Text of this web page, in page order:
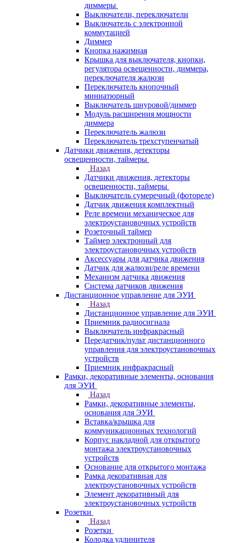
диммеры
Выключатели, переключатели
Выключатель с электронной
коммутацией
Диммер
Кнопка нажимная
Крышка для выключателя, кнопки,
регулятора освещенности, диммера,
переключателя жалюзи
Переключатель кнопочный
миниатюрный
Выключатель шнуровой/диммер
Модуль расширения мощности
диммера
Переключатель жалюзи
Переключатель трехступенчатый
Датчики движения, детекторы
освещенности, таймеры
Назад
Датчики движения, детекторы
освещенности, таймеры
Выключатель сумеречный (фотореле)
Датчик движения комплектный
Реле времени механическое для
электроустановочных устройств
Розеточный таймер
Таймер электронный для
электроустановочных устройств
Аксессуары для датчика движения
Датчик для жалюзи/реле времени
Механизм датчика движения
Система датчиков движения
Дистанционное управление для ЭУИ
Назад
Дистанционное управление для ЭУИ
Приемник радиосигнала
Выключатель инфракрасный
Передатчик/пульт дистанционного
управления для электроустановочных
устройств
Приемник инфракрасный
Рамки, декоративные элементы, основания
для ЭУИ
Назад
Рамки, декоративные элементы,
основания для ЭУИ
Вставка/крышка для
коммуникационных технологий
Корпус накладной для открытого
монтажа электроустановочных
устройств
Основание для открытого монтажа
Рамка декоративная для
электроустановочных устройств
Элемент декоративный для
электроустановочных устройств
Розетки
Назад
Розетки
Колодка удлинителя